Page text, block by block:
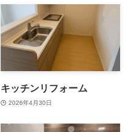
キッチンリフォーム
2026年4月30日